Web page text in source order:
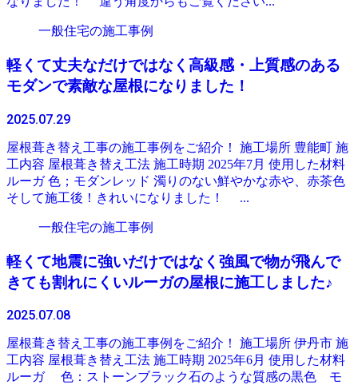
一般住宅の施工事例
軽くて丈夫なだけではなく高級感・上質感のある
モダンで素敵な屋根になりました！
2025.07.29
屋根葺き替え工事の施工事例をご紹介！ 施工場所 豊能町 施
工内容 屋根葺き替え工法 施工時期 2025年7月 使用した材料
ルーガ 色；モダンレッド 濁りのない鮮やかな赤や、赤茶色
そして施工後！きれいになりました！ ...
一般住宅の施工事例
軽くて地震に強いだけではなく強風で物が飛んで
きても割れにくいルーガの屋根に施工しました♪
2025.07.08
屋根葺き替え工事の施工事例をご紹介！ 施工場所 伊丹市 施
工内容 屋根葺き替え工法 施工時期 2025年6月 使用した材料
ルーガ 色：ストーンブラック石のような質感の黒色 モ